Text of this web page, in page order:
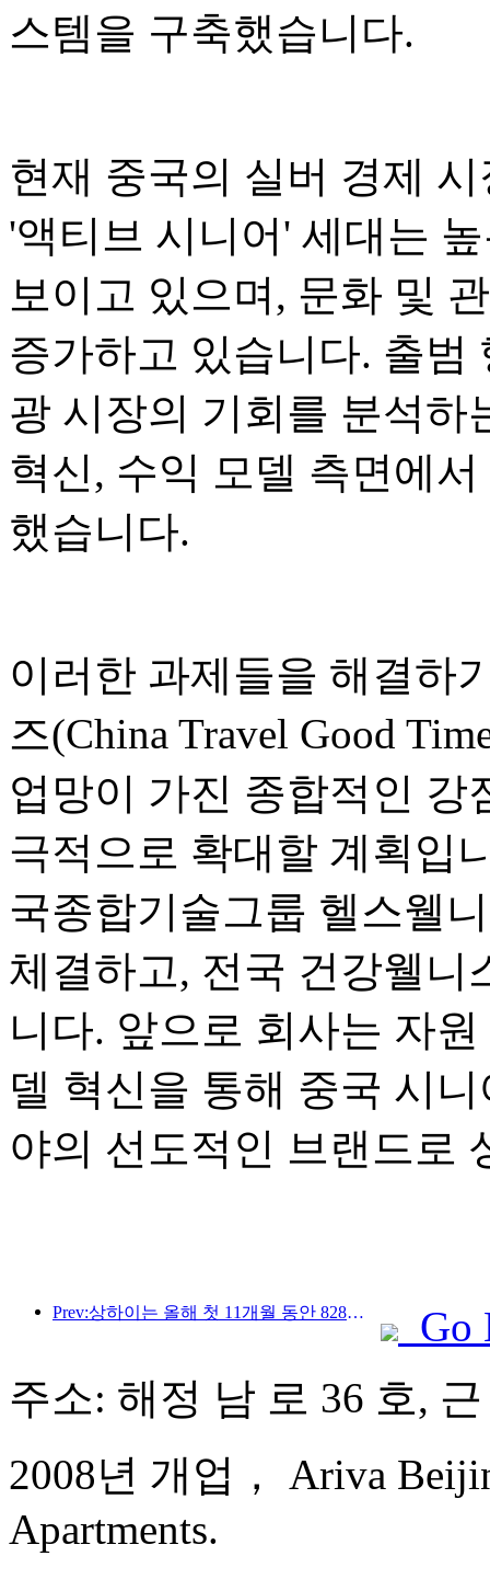
스템을 구축했습니다.
현재 중국의 실버 경제
'액티브 시니어' 세대는
보이고 있으며, 문화 및
증가하고 있습니다. 출범
광 시장의 기회를 분석하
혁신, 수익 모델 측면에
했습니다.
이러한 과제들을 해결하
즈(China Travel Good
업망이 가진 종합적인 강
극적으로 확대할 계획입
국종합기술그룹 헬스웰
체결하고, 전국 건강웰니
니다. 앞으로 회사는 자
델 혁신을 통해 중국 시
야의 선도적인 브랜드로
Prev:상하이는 올해 첫 11개월 동안 828만 2천 명의 외국인 관광객을 유치하여 당초 예상치를 뛰어넘었다.
Go
주소: 해정 남 로 36 호,
2008년 개업， Ariva
Apartments.